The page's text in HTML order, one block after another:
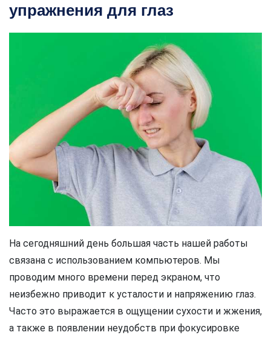
упражнения для глаз
На сегодняшний день большая часть нашей работы
связана с использованием компьютеров. Мы
проводим много времени перед экраном, что
неизбежно приводит к усталости и напряжению глаз.
Часто это выражается в ощущении сухости и жжения,
а также в появлении неудобств при фокусировке